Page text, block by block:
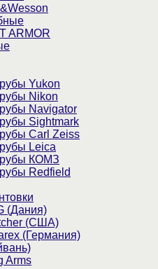
ARMOR
Yukon
Nikon
Navigator
Sightmark
Carl Zeiss
Leica
КОМЗ
Redfield
(Дания)
(США)
(Германия)
Arms